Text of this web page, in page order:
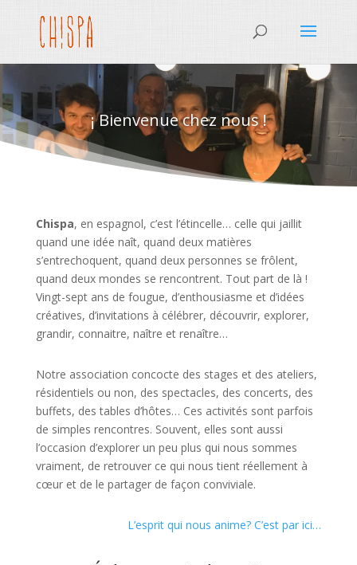
¡ Bienvenue chez nous !
Chispa, en espagnol, c’est l’étincelle… celle qui jaillit
quand une idée naît, quand deux matières
s’entrechoquent, quand deux personnes se frôlent,
quand deux mondes se rencontrent. Tout part de là !
Vingt-sept ans de fougue, d’enthousiasme et d’idées
créatives, d’invitations à célébrer, découvrir, explorer,
grandir, connaitre, naître et renaître…
Notre association concocte des stages et des ateliers,
résidentiels ou non, des spectacles, des concerts, des
buffets, des tables d’hôtes… Ces activités sont parfois
de simples rencontres. Souvent, elles sont aussi
l’occasion d’explorer un peu plus qui nous sommes
vraiment, de retrouver ce qui nous tient réellement à
cœur et de le partager de façon conviviale.
L’esprit qui nous anime? C’est par ici…